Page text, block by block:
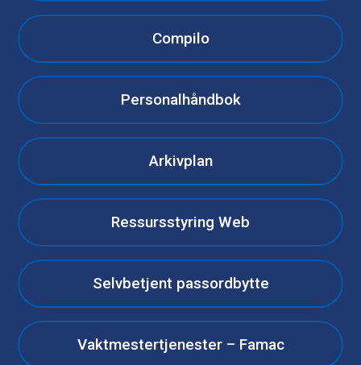
Compilo
Personalhåndbok
Arkivplan
Ressursstyring Web
Selvbetjent passordbytte
Vaktmestertjenester – Famac